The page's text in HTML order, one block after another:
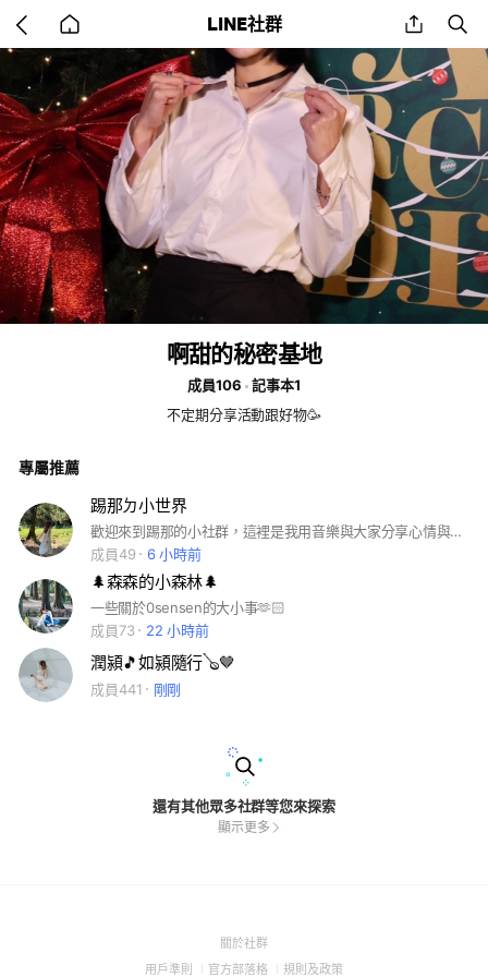
back
to
home
LINE社群 share
啊甜的秘密基地
成員106
記事本1
不定期分享活動跟好物🥳
專屬推薦
踢那ㄉ小世界
歡迎來到踢那的小社群，這裡是我用音樂與大家分享心情與生活的地方。音樂可以療癒心靈，陪伴我們走過每一段人生旅程。無論你今天遇到了什麼困難、挑戰或人生十字路口，希望我的音樂能替你照亮暗黑的日子，成為你的力量。 在這裡，我會與大家分享我的創作歷程、日常生活點滴，以及未來的演出。這個空間屬於我們，我也希望你能在這裡找到共鳴和溫暖，感受音樂帶來的快樂。
成員49
6 小時前
🌲森森的小森林🌲
一些關於0sensen的大小事🫶🏻
成員73
22 小時前
潤潁🎵如潁隨行🪕🤎
成員441 剛剛
還有其他眾多社群等您來探索
顯示更多
關於社群(Open
用戶準則 (Open
官方部落格 (Open
規則及政策(Open